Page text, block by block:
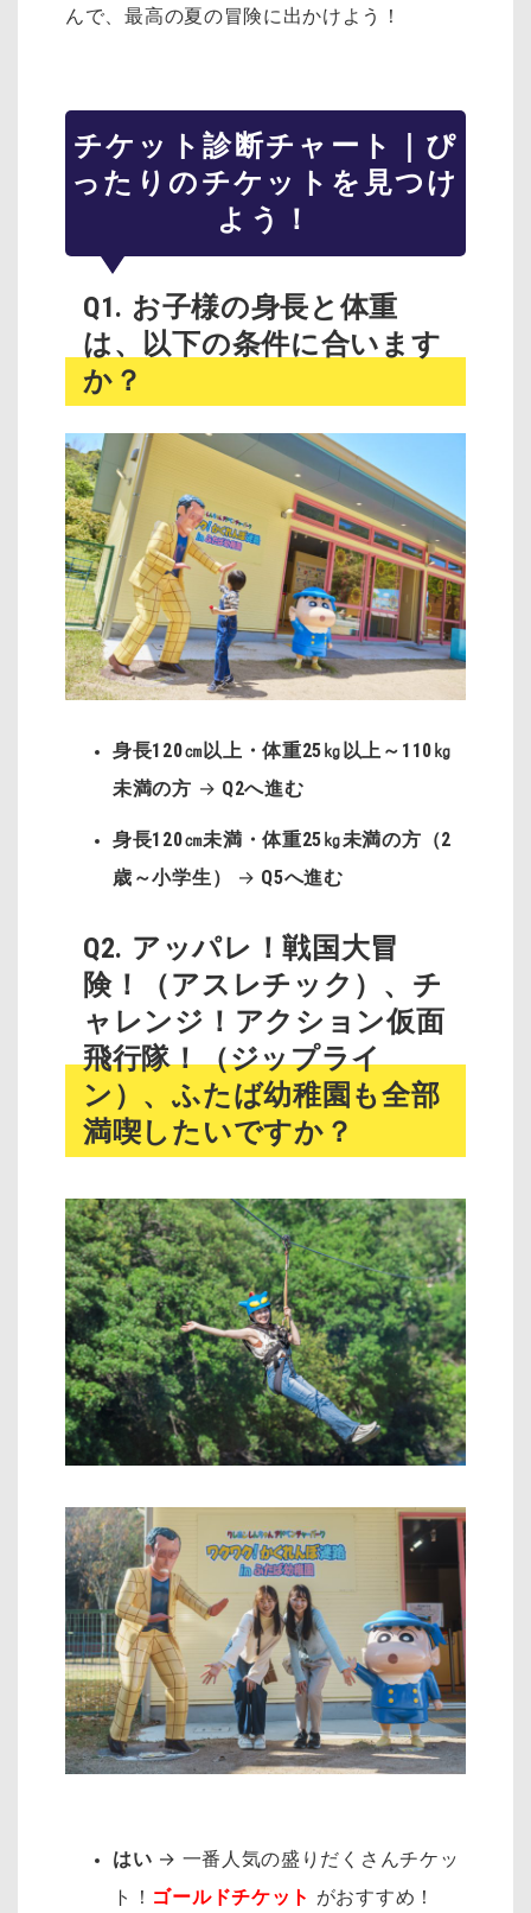
んで、最高の夏の冒険に出かけよう！
チケット診断チャート｜ぴ
ったりのチケットを見つけ
よう！
Q1. お子様の身長と体重
は、以下の条件に合います
か？
身長120㎝以上・体重25㎏以上～110㎏
未満の方 → Q2へ進む
身長120㎝未満・体重25㎏未満の方（2
歳～小学生）
→ Q5へ進む
Q2. アッパレ！戦国大冒
険！（アスレチック）、チ
ャレンジ！アクション仮面
飛行隊！（ジップライ
ン）、ふたば幼稚園も全部
満喫したいですか？
はい → 一番人気の盛りだくさんチケッ
ト！ ゴールドチケット がおすすめ！